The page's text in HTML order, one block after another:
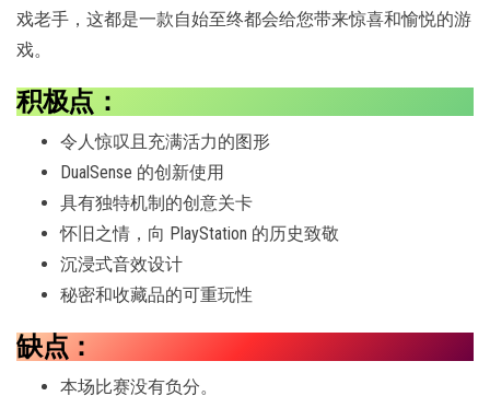
戏老手，这都是一款自始至终都会给您带来惊喜和愉悦的游
戏。
积极点：
令人惊叹且充满活力的图形
DualSense 的创新使用
具有独特机制的创意关卡
怀旧之情，向 PlayStation 的历史致敬
沉浸式音效设计
秘密和收藏品的可重玩性
缺点：
本场比赛没有负分。